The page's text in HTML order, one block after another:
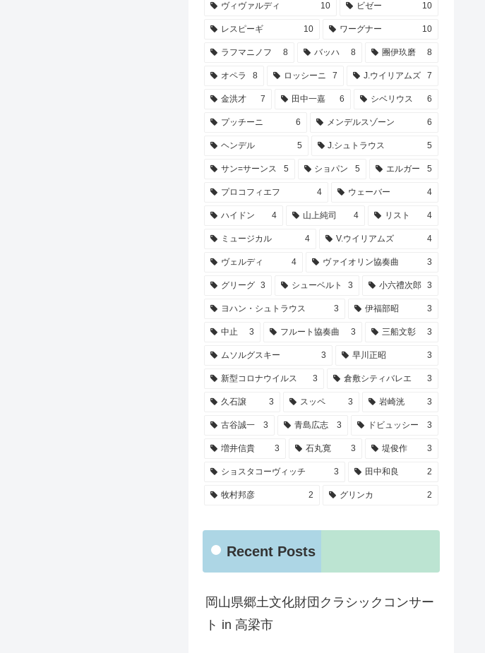
ヴィヴァルディ 10 ビゼー 10
レスピーギ 10 ワーグナー 10
ラフマニノフ 8 バッハ 8 團伊玖磨 8
オペラ 8 ロッシーニ 7 J.ウイリアムズ 7
金洪才 7 田中一嘉 6 シベリウス 6
プッチーニ 6 メンデルスゾーン 6
ヘンデル 5 J.シュトラウス 5
サン=サーンス 5 ショパン 5 エルガー 5
プロコフィエフ 4 ウェーバー 4
ハイドン 4 山上純司 4 リスト 4
ミュージカル 4 V.ウイリアムズ 4
ヴェルディ 4 ヴァイオリン協奏曲 3
グリーグ 3 シューベルト 3 小六禮次郎 3
ヨハン・シュトラウス 3 伊福部昭 3
中止 3 フルート協奏曲 3 三船文彰 3
ムソルグスキー 3 早川正昭 3
新型コロナウイルス 3 倉敷シティバレエ 3
久石譲 3 スッペ 3 岩崎洸 3
古谷誠一 3 青島広志 3 ドビュッシー 3
増井信貴 3 石丸寛 3 堤俊作 3
ショスタコーヴィッチ 3 田中和良 2
牧村邦彦 2 グリンカ 2
Recent Posts
岡山県郷土文化財団クラシックコンサー
ト in 高梁市